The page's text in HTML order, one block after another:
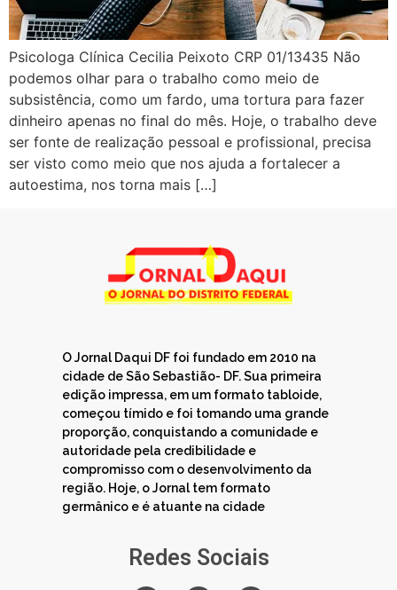
Psicologa Clínica Cecilia Peixoto CRP 01/13435 Não
podemos olhar para o trabalho como meio de
subsistência, como um fardo, uma tortura para fazer
dinheiro apenas no final do mês. Hoje, o trabalho deve
ser fonte de realização pessoal e profissional, precisa
ser visto como meio que nos ajuda a fortalecer a
autoestima, nos torna mais […]
O Jornal Daqui DF foi fundado em 2010 na
cidade de São Sebastião- DF. Sua primeira
edição impressa, em um formato tabloide,
começou tímido e foi tomando uma grande
proporção, conquistando a comunidade e
autoridade pela credibilidade e
compromisso com o desenvolvimento da
região. Hoje, o Jornal tem formato
germânico e é atuante na cidade
Redes Sociais